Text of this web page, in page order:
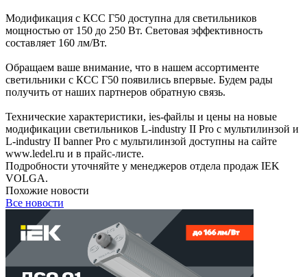
Модификация с КСС Г50 доступна для светильников
мощностью от 150 до 250 Вт. Световая эффективность
составляет 160 лм/Вт.
Обращаем ваше внимание, что в нашем ассортименте
светильники с КСС Г50 появились впервые. Будем рады
получить от наших партнеров обратную связь.
Технические характеристики, ies-файлы и цены на новые
модификации светильников L-industry II Pro с мультилинзой и
L-industry II banner Pro с мультилинзой доступны на сайте
www.ledel.ru и в прайс-листе.
Подробности уточняйте у менеджеров отдела продаж IEK
VOLGA.
Похожие новости
Все новости